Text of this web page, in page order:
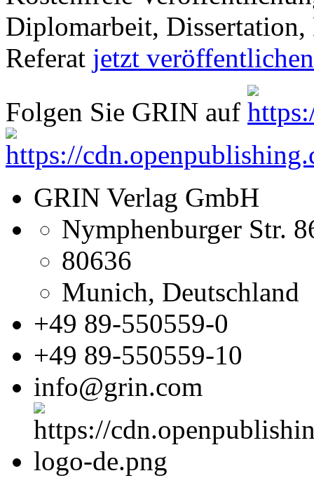
Diplomarbeit,
Referat jetzt
Folgen Sie GRIN auf
GRIN Verlag GmbH
Nymphenburger Str.
80636
Munich, Deutschland
+49 89-550559-0
+49 89-550559-10
info@grin.com